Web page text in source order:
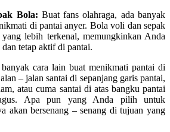
Bola: Buat fans olahraga, ada banyak
di pantai anyer. Bola voli dan sepak
lebih terkenal, memungkinkan Anda
dan tetap aktif di pantai.
cara lain buat menikmati pantai di
– jalan santai di sepanjang garis pantai,
atau cuma santai di atas bangku pantai
Apa pun yang Anda pilih untuk
akan bersenang – senang di tujuan yang